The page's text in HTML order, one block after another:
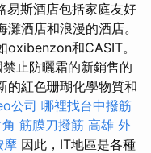
易斯酒店包括家庭友好
酒店和浪漫的酒店。
oxibenzon和CASIT。
止防曬霜的新銷售的
的紅色珊瑚化學物質和
公司 哪裡找台中撥筋
筋膜刀撥筋 高雄 外
摩 因此，IT地區是​​各種